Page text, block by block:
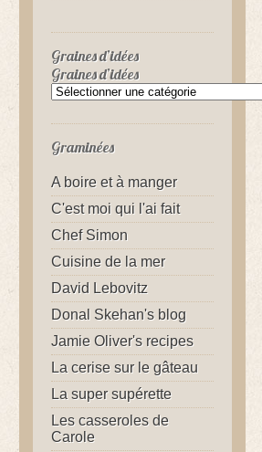
Graines d’idées
Graines d’idées
Graminées
A boire et à manger
C'est moi qui l'ai fait
Chef Simon
Cuisine de la mer
David Lebovitz
Donal Skehan's blog
Jamie Oliver's recipes
La cerise sur le gâteau
La super supérette
Les casseroles de
Carole